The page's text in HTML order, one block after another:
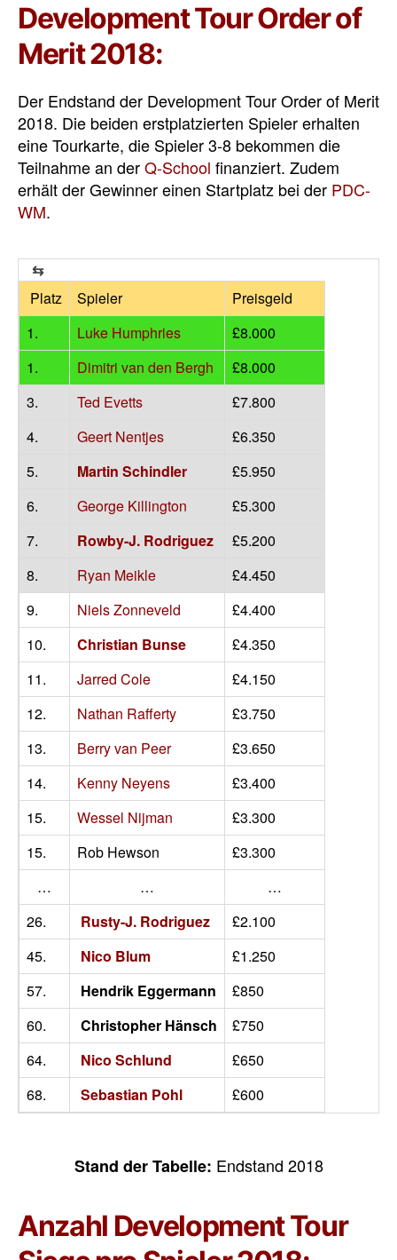
Development Tour Order of
Merit 2018:
Der Endstand der Development Tour Order of Merit
2018. Die beiden erstplatzierten Spieler erhalten
eine Tourkarte, die Spieler 3-8 bekommen die
Teilnahme an derQ-School finanziert. Zudem
erhält der Gewinner einen Startplatz bei der PDC-
WM.
Platz Spieler
Preisgeld
1.
Luke Humphries
£8.000
1.
Dimitri van den Bergh
£8.000
3.
Ted Evetts
£7.800
4.
Geert Nentjes
£6.350
5.
Martin Schindler
£5.950
6.
George Killington
£5.300
7.
Rowby-J. Rodriguez
£5.200
8.
Ryan Meikle
£4.450
9.
Niels Zonneveld
£4.400
10.
Christian Bunse
£4.350
11.
Jarred Cole
£4.150
12.
Nathan Rafferty
£3.750
13.
Berry van Peer
£3.650
14.
Kenny Neyens
£3.400
15.
Wessel Nijman
£3.300
15.
Rob Hewson
£3.300
…
…
…
26.
Rusty-J. Rodriguez
£2.100
45.
Nico Blum
£1.250
57.
Hendrik Eggermann
£850
60.
Christopher Hänsch
£750
64.
Nico Schlund
£650
68.
Sebastian Pohl £600
Stand der Tabelle: Endstand 2018
Anzahl Development Tour